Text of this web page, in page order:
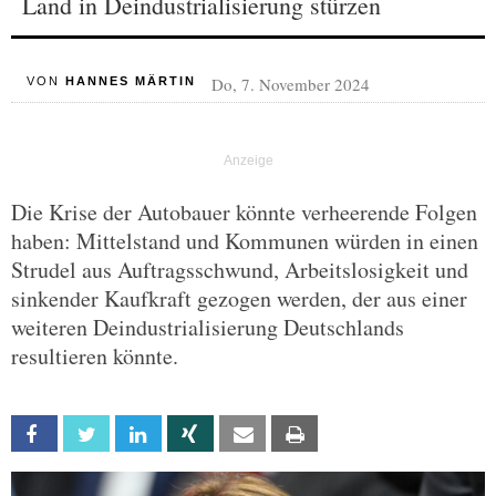
VON HANNES MÄRTIN Do, 7. November 2024
Die Krise der Autobauer könnte verheerende Folgen
haben: Mittelstand und Kommunen würden in einen
Strudel aus Auftragsschwund, Arbeitslosigkeit und
sinkender Kaufkraft gezogen werden, der aus einer
weiteren Deindustrialisierung Deutschlands
resultieren könnte.
Facebook Twitter Linkedin Xing Email